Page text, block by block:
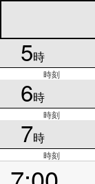
5時
時刻
6時
時刻
7時
時刻